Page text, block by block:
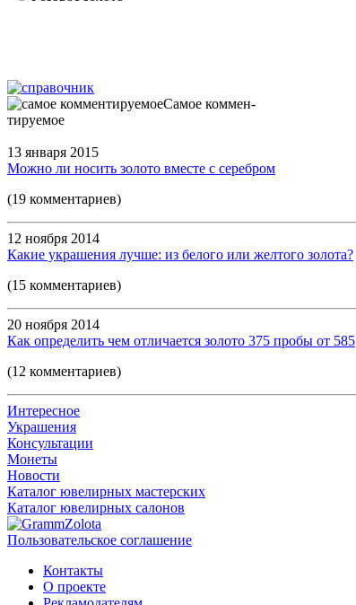
Самое коммен-
тируемое
13 января 2015
Можно ли носить золото вместе с серебром
(19 комментариев)
12 ноября 2014
Какие украшения лучше: из белого или желтого золота?
(15 комментариев)
20 ноября 2014
Как определить чем отличается золото 375 пробы от 585
(12 комментариев)
Интересное
Украшения
Консультации
Монеты
Новости
Каталог ювелирных мастерских
Каталог ювелирных салонов
Пользовательское соглашение
Контакты
О проекте